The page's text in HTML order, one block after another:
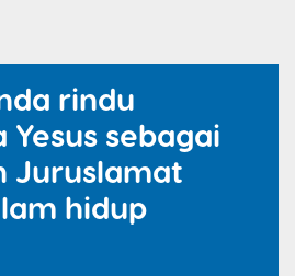
rindu
sebagai
Juruslamat
hidup